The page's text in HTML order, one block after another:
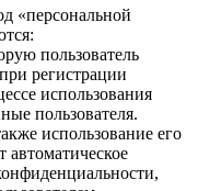
«персональной
пользователь
регистрации
использования
пользователя.
использование его